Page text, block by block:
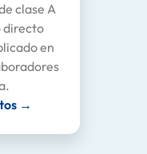
clase A
directo
en
→